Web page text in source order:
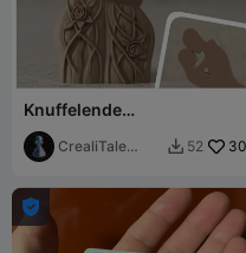
Knuffelende
Boomliefhebbers
CrealiTale
 52 30
